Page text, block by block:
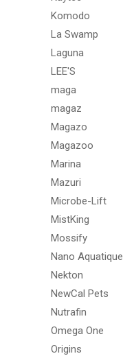
Komodo
La Swamp
Laguna
LEE'S
maga
magaz
Magazo
Magazoo
Marina
Mazuri
Microbe-Lift
MistKing
Mossify
Nano Aquatique
Nekton
NewCal Pets
Nutrafin
Omega One
Origins